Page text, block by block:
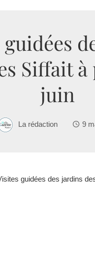
Siffait
juin
La rédaction 9
guidées des jardins